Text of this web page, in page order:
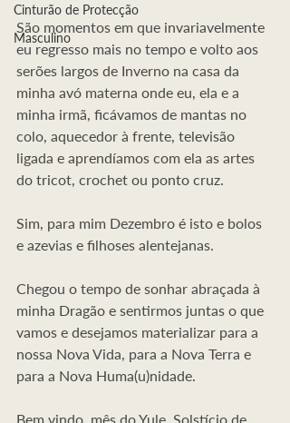
Cinturão de Protecção
Masculino
São momentos em que invariavelmente
eu regresso mais no tempo e volto aos
serões largos de Inverno na casa da
minha avó materna onde eu, ela e a
minha irmã, ficávamos de mantas no
colo, aquecedor à frente, televisão
ligada e aprendíamos com ela as artes
do tricot, crochet ou ponto cruz.
Sim, para mim Dezembro é isto e bolos
e azevias e filhoses alentejanas.
Chegou o tempo de sonhar abraçada à
minha Dragão e sentirmos juntas o que
vamos e desejamos materializar para a
nossa Nova Vida, para a Nova Terra e
para a Nova Huma(u)nidade.
Bem vindo, mês do Yule, Solstício de